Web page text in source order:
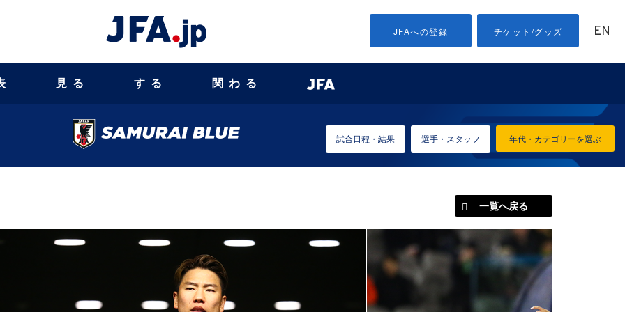
JFAへの登録 チケット/グッズ EN
見る する 関わる
年代・カテゴリーを選ぶ
試合日程・結果 選手・スタッフ
一覧へ戻る